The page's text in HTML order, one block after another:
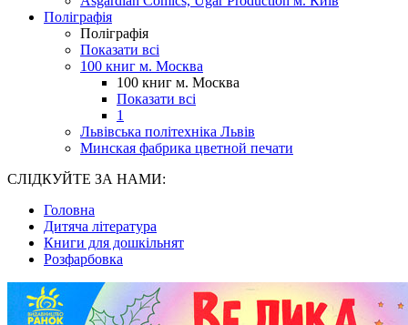
Поліграфія
Поліграфія
Показати всі
100 книг м. Москва
100 книг м. Москва
Показати всі
1
Львівська політехніка Львів
Минская фабрика цветной печати
СЛІДКУЙТЕ ЗА НАМИ:
Головна
Дитяча література
Книги для дошкільнят
Розфарбовка